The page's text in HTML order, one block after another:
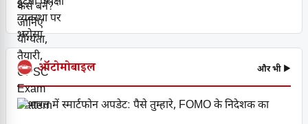
ऑटोमोबाइल और भी ▶